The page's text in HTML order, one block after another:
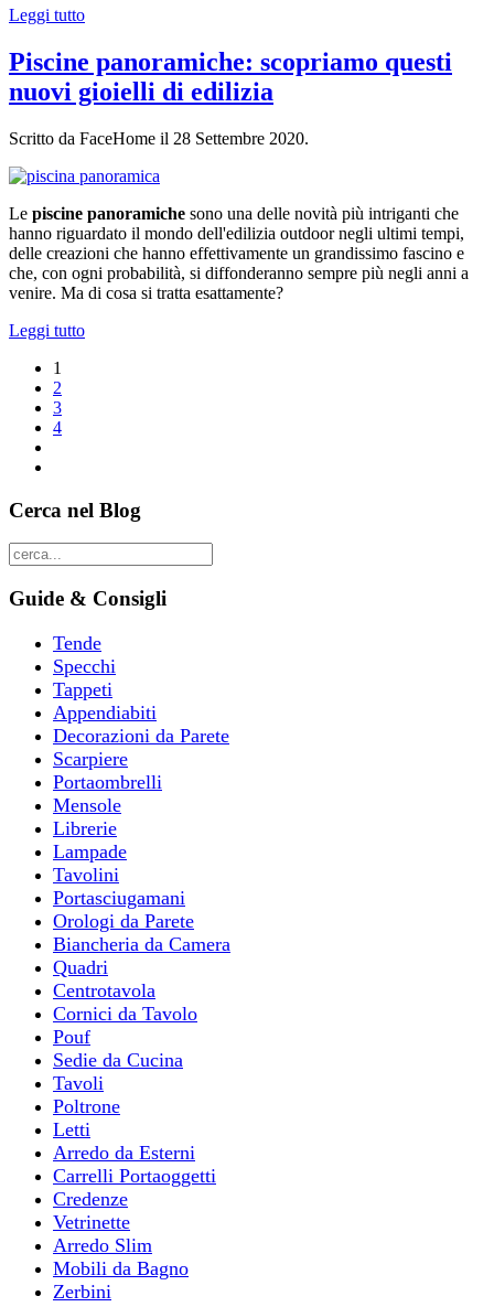
Leggi tutto
Piscine panoramiche: scopriamo questi
nuovi gioielli di edilizia
Scritto da FaceHome il 28 Settembre 2020.
Le piscine panoramiche sono una delle novità più intriganti che
hanno riguardato il mondo dell'edilizia outdoor negli ultimi tempi,
delle creazioni che hanno effettivamente un grandissimo fascino e
che, con ogni probabilità, si diffonderanno sempre più negli anni a
venire. Ma di cosa si tratta esattamente?
Leggi tutto
1
2
3
4
Cerca nel Blog
Guide & Consigli
Tende
Specchi
Tappeti
Appendiabiti
Decorazioni da Parete
Scarpiere
Portaombrelli
Mensole
Librerie
Lampade
Tavolini
Portasciugamani
Orologi da Parete
Biancheria da Camera
Quadri
Centrotavola
Cornici da Tavolo
Pouf
Sedie da Cucina
Tavoli
Poltrone
Letti
Arredo da Esterni
Carrelli Portaoggetti
Credenze
Vetrinette
Arredo Slim
Mobili da Bagno
Zerbini